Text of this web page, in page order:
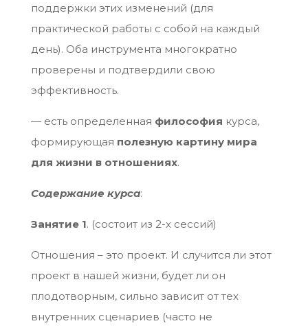
поддержки этих изменений (для
практической работы с собой на каждый
день). Оба инструмента многократно
проверены и подтвердили свою
эффективность.
— есть определенная философия курса,
формирующая полезную картину мира
для жизни в отношениях.
Содержание курса:
Занятие 1. (состоит из 2-х сессий)
Отношения – это проект. И случится ли этот
проект в нашей жизни, будет ли он
плодотворным, сильно зависит от тех
внутренних сценариев (часто не